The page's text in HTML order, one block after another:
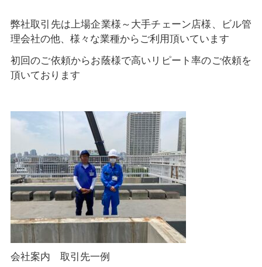
弊社取引先は上場企業様～大手チェーン店様、ビル管
理会社の他、様々な業種からご利用頂いています
初回のご依頼からお蔭様で高いリピート率のご依頼を
頂いております
会社案内 取引先一例